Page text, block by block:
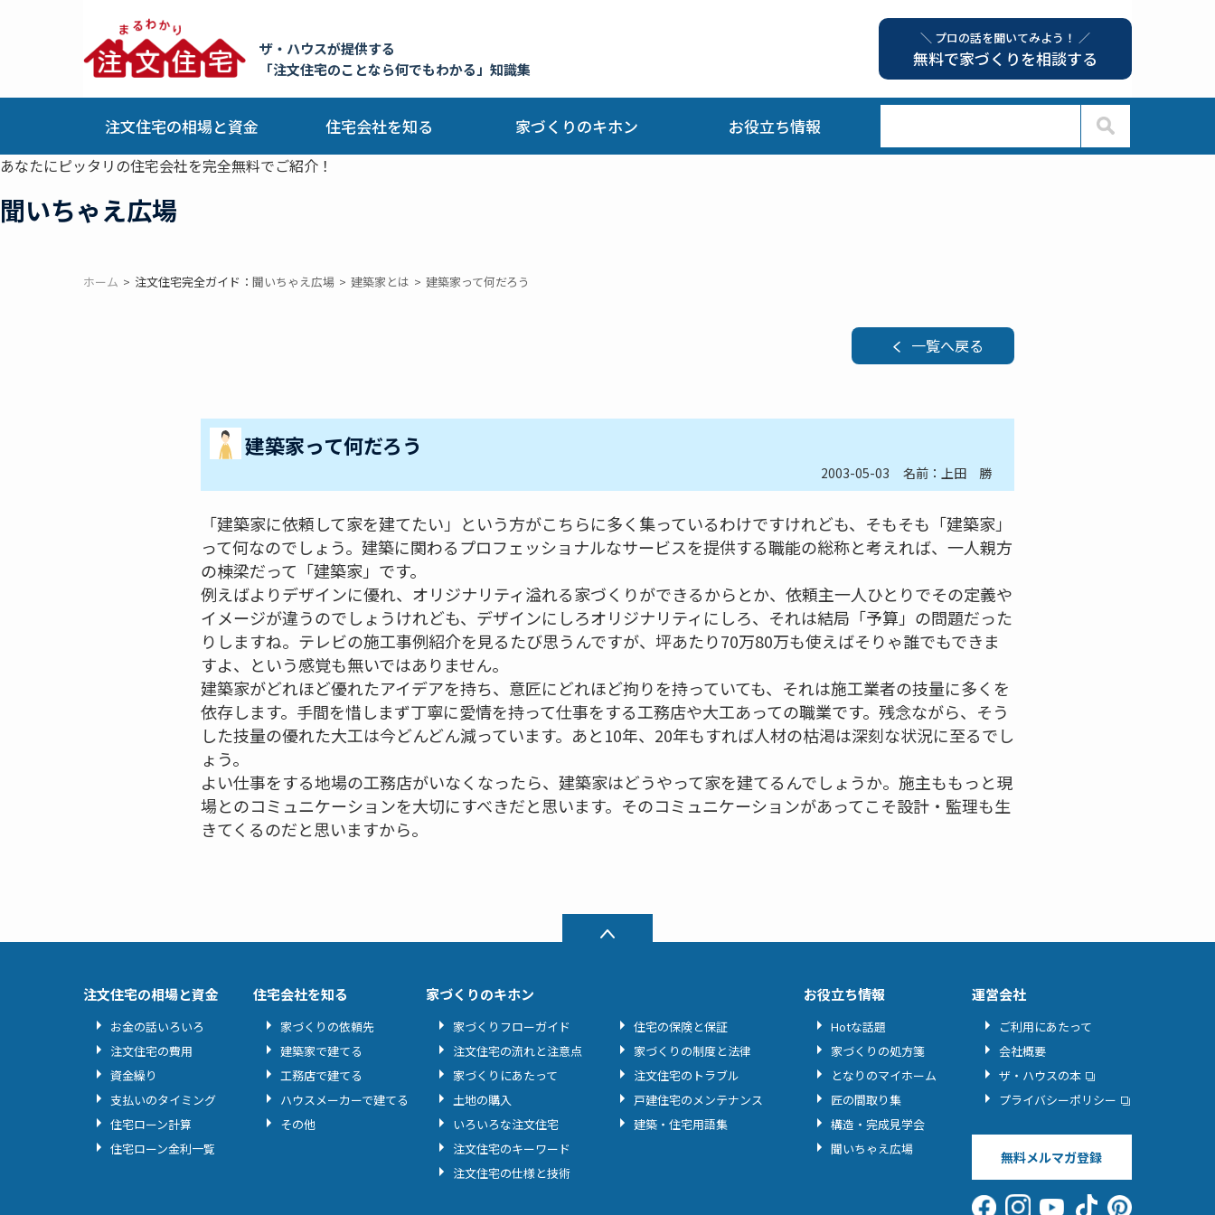
ザ・ハウスが提供する
「注文住宅のことなら何でもわかる」知識集
＼ プロの話を聞いてみよう！ ／
無料で家づくりを相談する
注文住宅の相場と資金 住宅会社を知る 家づくりのキホン お役立ち情報
あなたにピッタリの住宅会社を完全無料でご紹介！
聞いちゃえ広場
ホーム 注文住宅完全ガイド： 聞いちゃえ広場 建築家とは 建築家って何だろう
一覧へ戻る
建築家って何だろう
2003-05-03 名前：上田 勝
「建築家に依頼して家を建てたい」という方がこちらに多く集っているわけですけれども、そもそも「建築家」
って何なのでしょう。建築に関わるプロフェッショナルなサービスを提供する職能の総称と考えれば、一人親方
の棟梁だって「建築家」です。
例えばよりデザインに優れ、オリジナリティ溢れる家づくりができるからとか、依頼主一人ひとりでその定義や
イメージが違うのでしょうけれども、デザインにしろオリジナリティにしろ、それは結局「予算」の問題だった
りしますね。テレビの施工事例紹介を見るたび思うんですが、坪あたり70万80万も使えばそりゃ誰でもできま
すよ、という感覚も無いではありません。
建築家がどれほど優れたアイデアを持ち、意匠にどれほど拘りを持っていても、それは施工業者の技量に多くを
依存します。手間を惜しまず丁寧に愛情を持って仕事をする工務店や大工あっての職業です。残念ながら、そう
した技量の優れた大工は今どんどん減っています。あと10年、20年もすれば人材の枯渇は深刻な状況に至るでし
ょう。
よい仕事をする地場の工務店がいなくなったら、建築家はどうやって家を建てるんでしょうか。施主ももっと現
場とのコミュニケーションを大切にすべきだと思います。そのコミュニケーションがあってこそ設計・監理も生
きてくるのだと思いますから。
注文住宅の相場と資金
お金の話いろいろ
注文住宅の費用
資金繰り
支払いのタイミング
住宅ローン計算
住宅ローン金利一覧
住宅会社を知る
家づくりの依頼先
建築家で建てる
工務店で建てる
ハウスメーカーで建てる
その他
家づくりのキホン
家づくりフローガイド
注文住宅の流れと注意点
家づくりにあたって
土地の購入
いろいろな注文住宅
注文住宅のキーワード
注文住宅の仕様と技術
住宅の保険と保証
家づくりの制度と法律
注文住宅のトラブル
戸建住宅のメンテナンス
建築・住宅用語集
お役立ち情報
Hotな話題
家づくりの処方箋
となりのマイホーム
匠の間取り集
構造・完成見学会
聞いちゃえ広場
運営会社
ご利用にあたって
会社概要
ザ・ハウスの本
プライバシーポリシー
無料メルマガ登録